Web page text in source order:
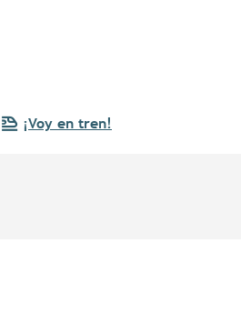
¡Voy en tren!